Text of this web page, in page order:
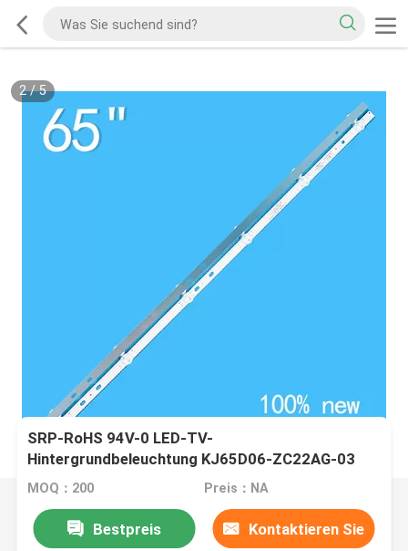
2/5
SRP-RoHS 94V-0 LED-TV-
Hintergrundbeleuchtung KJ65D06-ZC22AG-03
6S1P 65D3AS6CX62412
MOQ：200 Preis：NA
Bestpreis Kontaktieren Sie